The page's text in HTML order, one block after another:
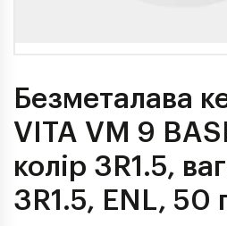
Безметалава
VITA VM 9
колір 3R1.5,
3R1.5, ENL, 50